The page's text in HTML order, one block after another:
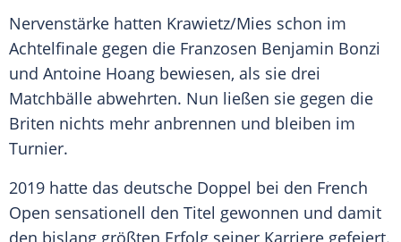
Nervenstärke hatten Krawietz/Mies schon im
Achtelfinale gegen die Franzosen Benjamin Bonzi
und Antoine Hoang bewiesen, als sie drei
Matchbälle abwehrten. Nun ließen sie gegen die
Briten nichts mehr anbrennen und bleiben im
Turnier.
2019 hatte das deutsche Doppel bei den French
Open sensationell den Titel gewonnen und damit